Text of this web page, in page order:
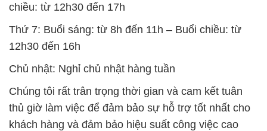
chiều: từ 12h30 đến 17h
Thứ 7: Buổi sáng: từ 8h đến 11h – Buổi chiều: từ
12h30 đến 16h
Chủ nhật: Nghỉ chủ nhật hàng tuần
Chúng tôi rất trân trọng thời gian và cam kết tuân
thủ giờ làm việc để đảm bảo sự hỗ trợ tốt nhất cho
khách hàng và đảm bảo hiệu suất công việc cao